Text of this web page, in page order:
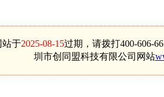
于2025-08-15过期，请拨打400-606-
圳市创同盟科技有限公司网站